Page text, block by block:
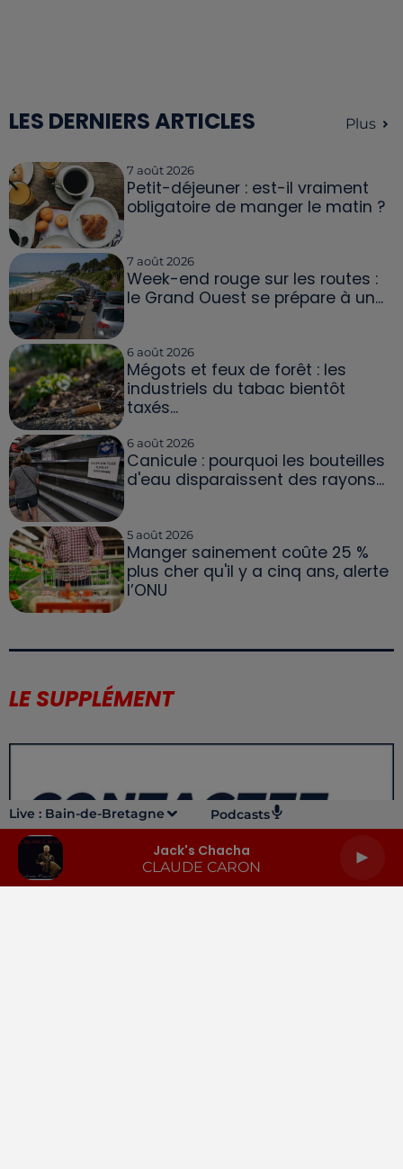
Live : Bain-de-Bretagne Podcasts
Jack's Chacha
CLAUDE CARON
LES DERNIERS ARTICLES Plus
7 août 2026
Petit-déjeuner : est-il vraiment
obligatoire de manger le matin ?
7 août 2026
Week-end rouge sur les routes :
le Grand Ouest se prépare à un...
6 août 2026
Mégots et feux de forêt : les
industriels du tabac bientôt
taxés...
6 août 2026
Canicule : pourquoi les bouteilles
d'eau disparaissent des rayons...
5 août 2026
Manger sainement coûte 25 %
plus cher qu'il y a cinq ans, alerte
l’ONU
LE SUPPLÉMENT